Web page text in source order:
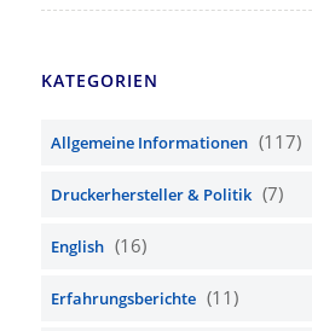
KATEGORIEN
Allgemeine Informationen (117)
Druckerhersteller & Politik (7)
English (16)
Erfahrungsberichte (11)